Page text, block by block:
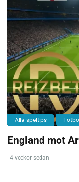
Alla speltips
England mot
4 veckor sedan